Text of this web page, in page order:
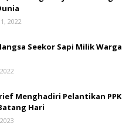
2022
Seekor Sapi Milik Warga
Menghadiri Pelantikan PPK
Hari